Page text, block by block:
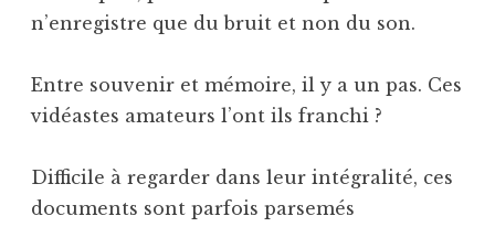
n’enregistre que du bruit et non du son.
Entre souvenir et mémoire, il y a un pas. Ces
vidéastes amateurs l’ont ils franchi ?
Difficile à regarder dans leur intégralité, ces
documents sont parfois parsemés